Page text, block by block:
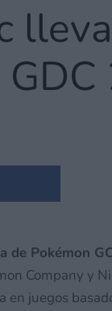
de Pokémon
Company y
en juegos